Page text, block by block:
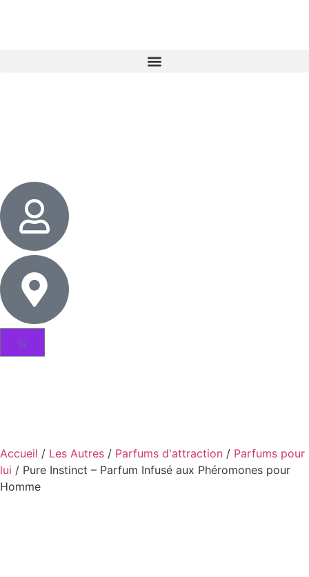
Accueil / Les Autres / Parfums d'attraction / Parfums pour
lui / Pure Instinct – Parfum Infusé aux Phéromones pour
Homme